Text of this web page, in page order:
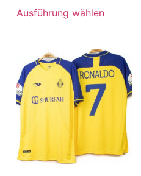
Ausführung wählen